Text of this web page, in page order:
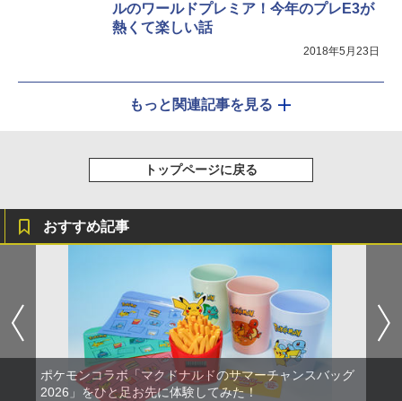
ルのワールドプレミア！今年のプレE3が
熱くて楽しい話
2018年5月23日
もっと関連記事を見る
トップページに戻る
おすすめ記事
ポケモンコラボ「マクドナルドのサマーチャンスバッグ
2026」をひと足お先に体験してみた！